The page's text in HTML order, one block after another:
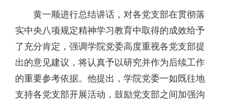
黄一顺进行总结讲话，对各党支部在贯彻落
实中央八项规定精神学习教育中取得的成效给予
了充分肯定，强调学院党委高度重视各党支部提
出的意见建议，将认真予以研究并作为后续工作
的重要参考依据。他提出，学院党委一如既往地
支持各党支部开展活动，鼓励党支部之间加强沟